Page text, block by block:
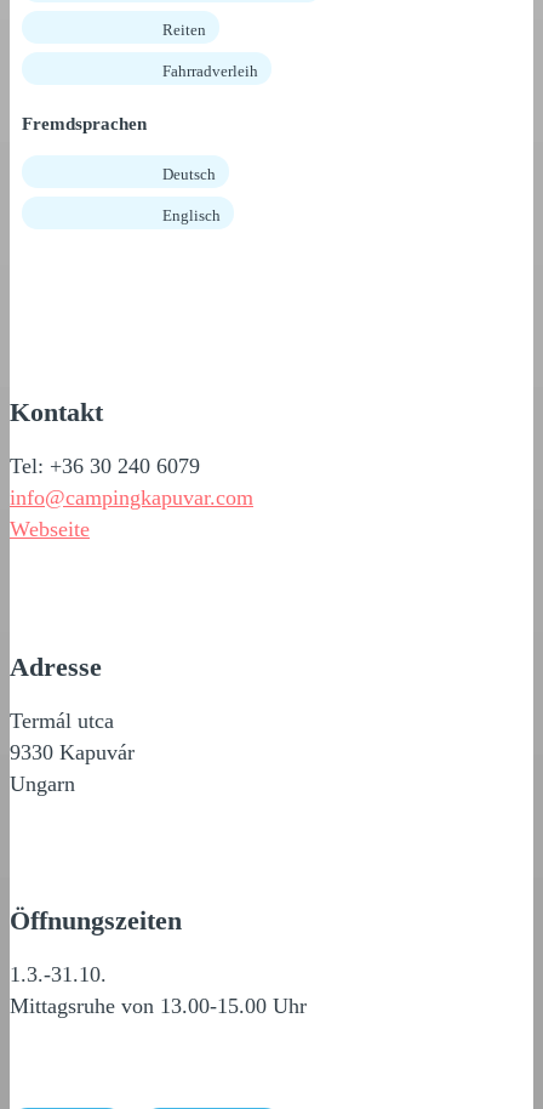
Reiten
Fahrradverleih
Fremdsprachen
Deutsch
Englisch
Kontakt
Tel: +36 30 240 6079
info@campingkapuvar.com
Webseite
Adresse
Termál utca
9330 Kapuvár
Ungarn
Öffnungszeiten
1.3.-31.10.
Mittagsruhe von 13.00-15.00 Uhr